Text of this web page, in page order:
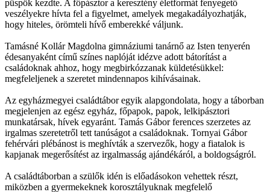
püspök kezdte. A főpásztor a keresztény életformát fenyegető
veszélyekre hívta fel a figyelmet, amelyek megakadályozhatják,
hogy hiteles, örömteli hívő emberekké váljunk.
Tamásné Kollár Magdolna gimnáziumi tanárnő az Isten tenyerén
édesanyaként című színes naplóját idézve adott bátorítást a
családoknak ahhoz, hogy megbirkózzanak küldetésükkel:
megfeleljenek a szeretet mindennapos kihívásainak.
Az egyházmegyei családtábor egyik alapgondolata, hogy a táborban
megjelenjen az egész egyház, főpapok, papok, lelkipásztori
munkatársak, hívek egyaránt. Tamás Gábor ferences szerzetes az
irgalmas szeretetről tett tanúságot a családoknak. Tornyai Gábor
fehérvári plébánost is meghívták a szervezők, hogy a fiatalok is
kapjanak megerősítést az irgalmasság ajándékáról, a boldogságról.
A családtáborban a szülők idén is előadásokon vehettek részt,
miközben a gyermekeknek korosztályuknak megfelelő